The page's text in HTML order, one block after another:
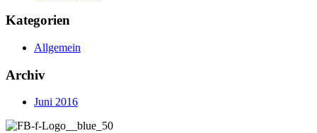
Kategorien
Allgemein
Archiv
Juni 2016